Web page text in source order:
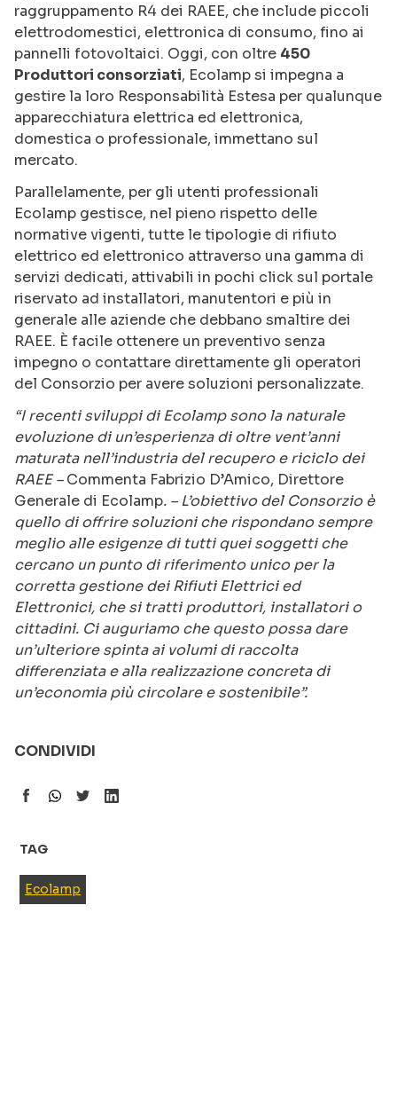
raggruppamento R4 dei RAEE, che include piccoli
elettrodomestici, elettronica di consumo, fino ai
pannelli fotovoltaici. Oggi, con oltre 450
Produttori consorziati, Ecolamp si impegna a
gestire la loro Responsabilità Estesa per qualunque
apparecchiatura elettrica ed elettronica,
domestica o professionale, immettano sul
mercato.
Parallelamente, per gli utenti professionali
Ecolamp gestisce, nel pieno rispetto delle
normative vigenti, tutte le tipologie di rifiuto
elettrico ed elettronico attraverso una gamma di
servizi dedicati, attivabili in pochi click sul portale
riservato ad installatori, manutentori e più in
generale alle aziende che debbano smaltire dei
RAEE. È facile ottenere un preventivo senza
impegno o contattare direttamente gli operatori
del Consorzio per avere soluzioni personalizzate.
“I recenti sviluppi di Ecolamp sono la naturale
evoluzione di un’esperienza di oltre vent’anni
maturata nell’industria del recupero e riciclo dei
RAEE –Commenta Fabrizio D’Amico, Direttore
Generale di Ecolamp. – L’obiettivo del Consorzio è
quello di offrire soluzioni che rispondano sempre
meglio alle esigenze di tutti quei soggetti che
cercano un punto di riferimento unico per la
corretta gestione dei Rifiuti Elettrici ed
Elettronici, che si tratti produttori, installatori o
cittadini. Ci auguriamo che questo possa dare
un’ulteriore spinta ai volumi di raccolta
differenziata e alla realizzazione concreta di
un’economia più circolare e sostenibile”.
CONDIVIDI
TAG
Ecolamp